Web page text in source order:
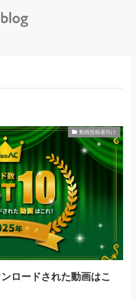
動画投稿者向け
ロードされた動画はこ